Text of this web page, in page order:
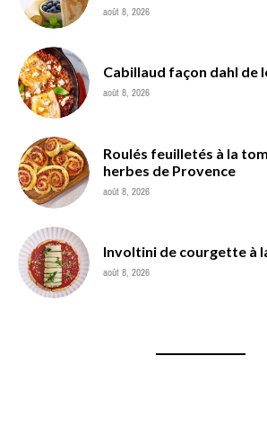
août 8, 2026
Cabillaud façon dahl de
août 8, 2026
Roulés feuilletés à la
herbes de Provence
août 8, 2026
Involtini de courgette à
août 8, 2026